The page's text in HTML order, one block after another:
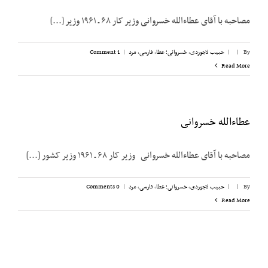
مصاحبه با آقای عطاءالله خسروانی وزیر کار ۶۸ ـ ۱۹۶۱ وزیر [...]
By
|
| حبیب لاجوردی,خسروانی؛ عطا,فارسی,مرد |
1 Comment
Read More
عطاءالله خسروانی
مصاحبه با آقای عطاءالله خسروانی وزیر کار ۶۸ ـ ۱۹۶۱ وزیر کشور [...]
By
|
| حبیب لاجوردی,خسروانی؛ عطا,فارسی,مرد |
0 Comments
Read More